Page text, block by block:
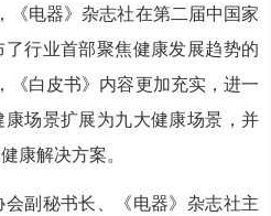
电器》杂志社在第二届中国家
行业首部聚焦健康发展趋势的
白皮书》内容更加充实，进一
场景扩展为九大健康场景，并
康解决方案。
副秘书长、《电器》杂志社主